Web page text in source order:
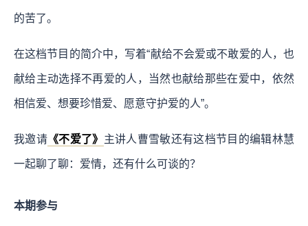
的苦了。
在这档节目的简介中，写着“献给不会爱或不敢爱的人，也
献给主动选择不再爱的人，当然也献给那些在爱中，依然
相信爱、想要珍惜爱、愿意守护爱的人”。
我邀请 《不爱了》 主讲人曹雪敏还有这档节目的编辑林慧
一起聊了聊：爱情，还有什么可谈的？
本期参与